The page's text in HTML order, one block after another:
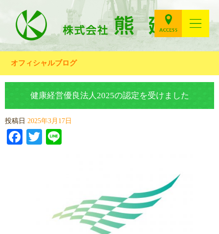
オフィシャルブログ
健康経営優良法人2025の認定を受けました
投稿日 2025年3月17日
Facebook
Twitter